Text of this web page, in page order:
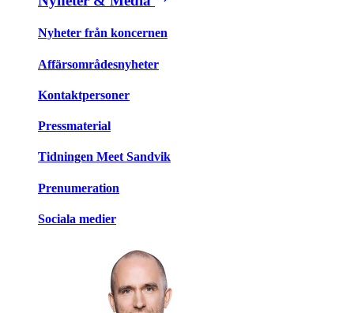
Nyheter från koncernen
Affärsområdesnyheter
Kontaktpersoner
Pressmaterial
Tidningen Meet Sandvik
Prenumeration
Sociala medier